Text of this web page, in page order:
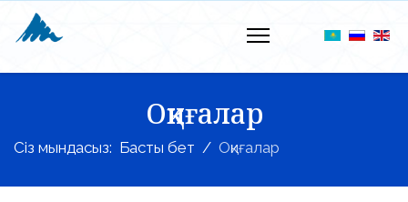
Оқиғалар
Сіз мындасыз: Басты бет Оқиғалар